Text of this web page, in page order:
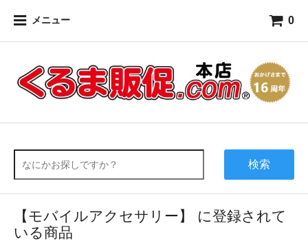
メニュー 0
検索
【モバイルアクセサリー】 に登録されて
いる商品